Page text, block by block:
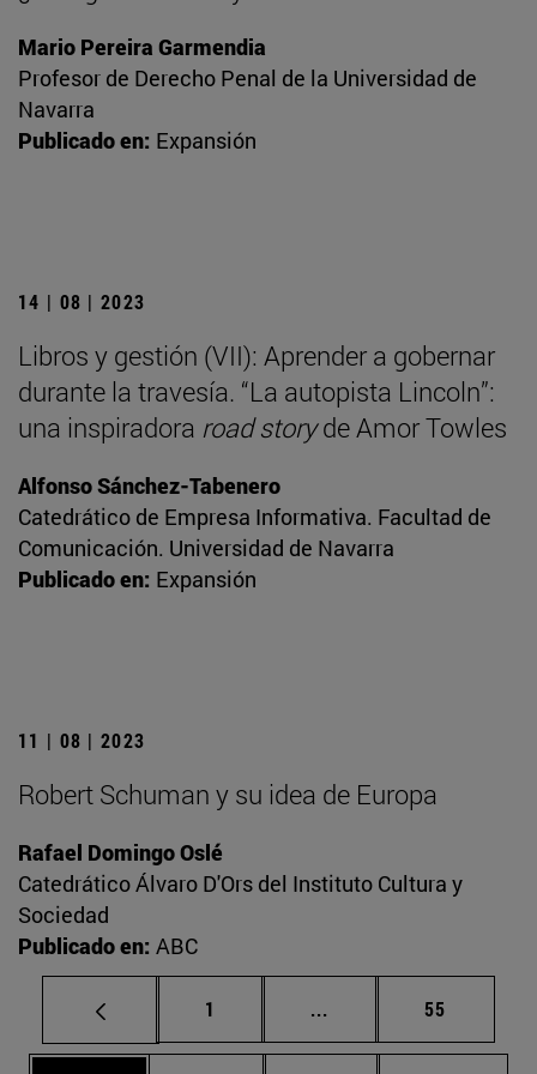
Mario Pereira Garmendia
Profesor de Derecho Penal de la Universidad de
Navarra
Publicado en: Expansión
14 | 08 | 2023
Libros y gestión (VII): Aprender a gobernar
durante la travesía. “La autopista Lincoln”:
una inspiradora road storyde Amor Towles
Alfonso Sánchez-Tabenero
Catedrático de Empresa Informativa. Facultad de
Comunicación. Universidad de Navarra
Publicado en: Expansión
11 | 08 | 2023
Robert Schuman y su idea de Europa
Rafael Domingo Oslé
Catedrático Álvaro D'Ors del Instituto Cultura y
Sociedad
Publicado en: ABC
Página
1 ... Páginas intermedias
Página
55